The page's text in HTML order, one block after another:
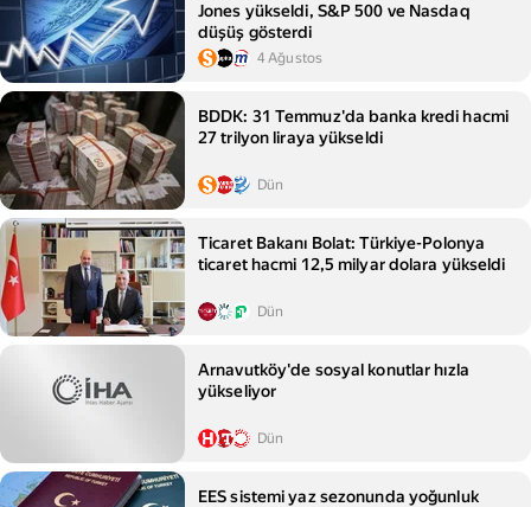
Jones yükseldi, S&P 500 ve Nasdaq
düşüş gösterdi
4 Ağustos
BDDK: 31 Temmuz'da banka kredi hacmi
27 trilyon liraya yükseldi
Dün
Ticaret Bakanı Bolat: Türkiye-Polonya
ticaret hacmi 12,5 milyar dolara yükseldi
Dün
Arnavutköy'de sosyal konutlar hızla
yükseliyor
Dün
EES sistemi yaz sezonunda yoğunluk